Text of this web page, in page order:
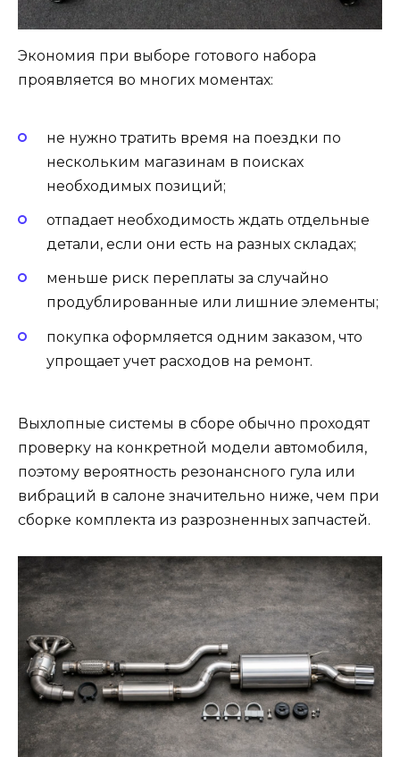
Экономия при выборе готового набора
проявляется во многих моментах:
не нужно тратить время на поездки по
нескольким магазинам в поисках
необходимых позиций;
отпадает необходимость ждать отдельные
детали, если они есть на разных складах;
меньше риск переплаты за случайно
продублированные или лишние элементы;
покупка оформляется одним заказом, что
упрощает учет расходов на ремонт.
Выхлопные системы в сборе обычно проходят
проверку на конкретной модели автомобиля,
поэтому вероятность резонансного гула или
вибраций в салоне значительно ниже, чем при
сборке комплекта из разрозненных запчастей.